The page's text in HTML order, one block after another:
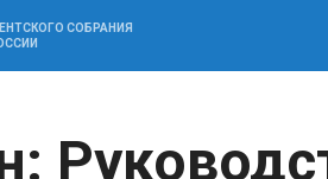
СОБРАНИЯ